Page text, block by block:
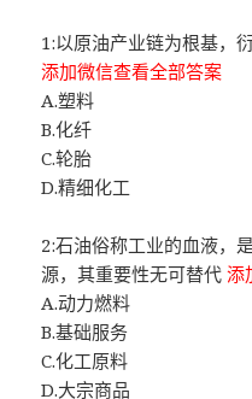
1:以原油产业链为根基，
添加微信查看全部答案
A.塑料
B.化纤
C.轮胎
D.精细化工
2:石油俗称工业的血液，
源，其重要性无可替代添
A.动力燃料
B.基础服务
C.化工原料
D.大宗商品